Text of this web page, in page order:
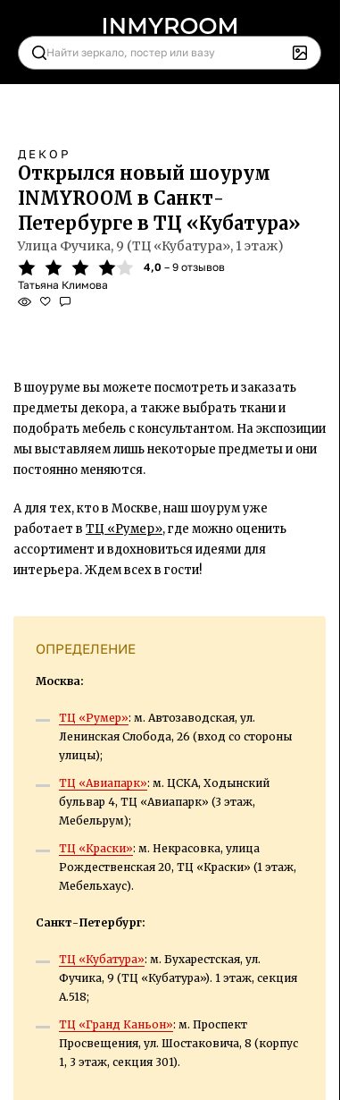
ДЕКОР
Открылся новый шоурум
INMYROOM в Санкт-
Петербурге в ТЦ «Кубатура»
Улица Фучика, 9 (ТЦ «Кубатура», 1 этаж)
4,0 – 9 отзывов
Татьяна Климова
В шоуруме вы можете посмотреть и заказать
предметы декора, а также выбрать ткани и
подобрать мебель с консультантом. На экспозиции
мы выставляем лишь некоторые предметы и они
постоянно меняются.
А для тех, кто в Москве, наш шоурум уже
работает в ТЦ «Румер», где можно оценить
ассортимент и вдохновиться идеями для
интерьера. Ждем всех в гости!
ОПРЕДЕЛЕНИЕ
Москва:
ТЦ «Румер»: м. Автозаводская, ул.
Ленинская Слобода, 26 (вход со стороны
улицы);
ТЦ «Авиапарк»: м. ЦСКА, Ходынский
бульвар 4, ТЦ «Авиапарк» (3 этаж,
Мебельрум);
ТЦ «Краски»: м. Некрасовка, улица
Рождественская 20, ТЦ «Краски» (1 этаж,
Мебельхаус).
Санкт-Петербург:
ТЦ «Кубатура»: м. Бухарестская, ул.
Фучика, 9 (ТЦ «Кубатура»). 1 этаж, секция
А.518;
ТЦ «Гранд Каньон»: м. Проспект
Просвещения, ул. Шостаковича, 8 (корпус
1, 3 этаж, секция 301).